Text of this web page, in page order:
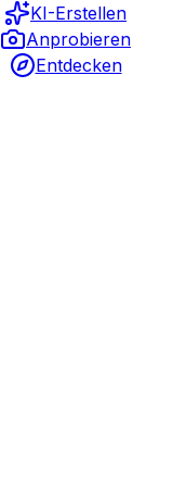
KI-Erstellen
Anprobieren
Entdecken